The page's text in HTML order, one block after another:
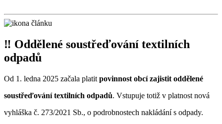
‼ Oddělené soustřeďování textilních
odpadů
Od 1. ledna 2025 začala platit povinnost obcí zajistit oddělené
soustřeďování textilních odpadů. Vstupuje totiž v platnost nová
vyhláška č. 273/2021 Sb., o podrobnostech nakládání s odpady.